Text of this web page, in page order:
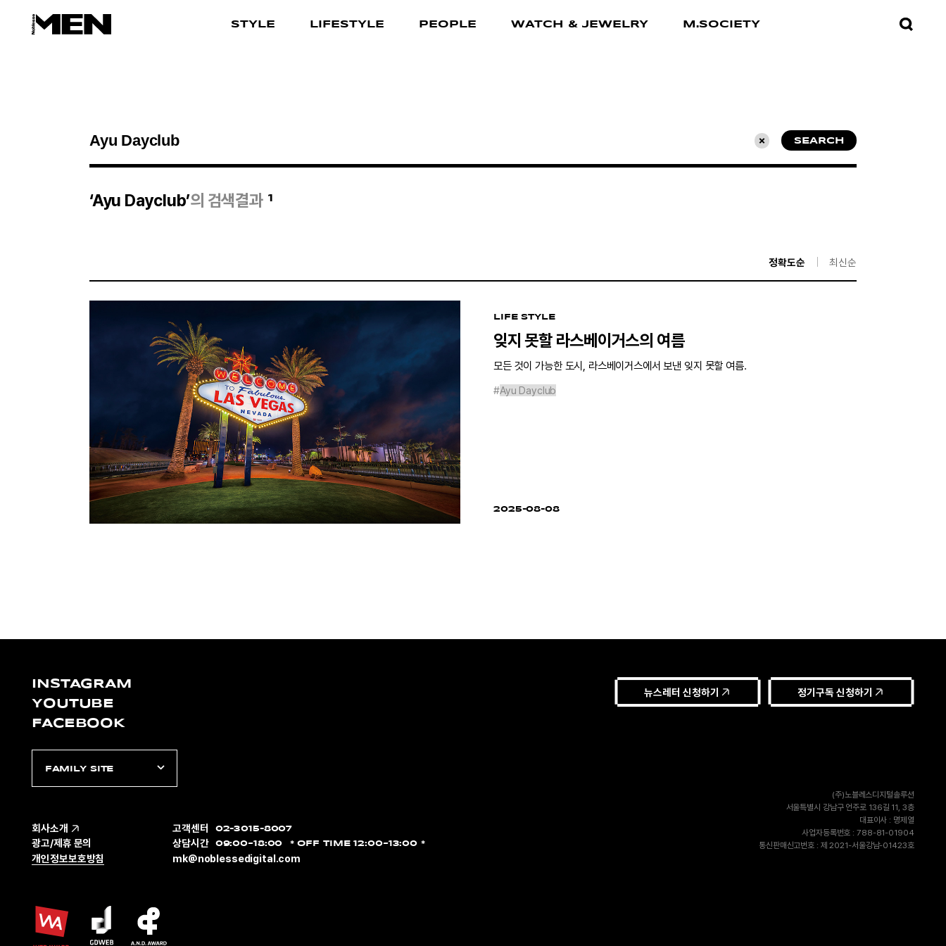
STYLE LIFESTYLE PEOPLE WATCH & JEWELRY M.SOCIETY
검색결과
초기화 SEARCH
‘Ayu Dayclub’의 검색결과 1
정확도순 최신순
LIFE STYLE
잊지 못할 라스베이거스의 여름
모든 것이 가능한 도시, 라스베이거스에서 보낸 잊지 못할 여름.
#Ayu Dayclub
2025-08-08
뉴스레터 신청하기 정기구독 신청하기
INSTAGRAM
YOUTUBE
FACEBOOK
FAMILY SITE
회사소개
광고/제휴 문의
개인정보보호방침
고객센터 02-3015-8007
상담시간 09:00~18:00 OFF TIME 12:00~13:00
mk@noblessedigital.com
(주)노블레스디지털솔루션
서울특별시 강남구 언주로 136길 11, 3층
대표이사 : 명제열
사업자등록번호 : 788-81-01904
통신판매신고번호 : 제 2021-서울강남-01423호